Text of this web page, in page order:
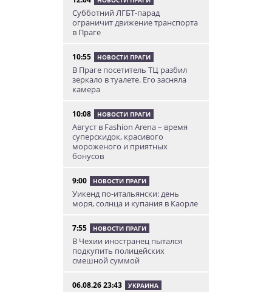
Субботний ЛГБТ-парад
ограничит движение транспорта
в Праге
10:55 НОВОСТИ ПРАГИ
В Праге посетитель ТЦ разбил
зеркало в туалете. Его засняла
камера
10:08 НОВОСТИ ПРАГИ
Август в Fashion Arena – время
суперскидок, красивого
мороженого и приятных
бонусов
9:00 НОВОСТИ ПРАГИ
Уикенд по-итальянски: день
моря, солнца и купания в Каорле
7:55 НОВОСТИ ПРАГИ
В Чехии иностранец пытался
подкупить полицейских
смешной суммой
06.08.26 23:43 УКРАИНА